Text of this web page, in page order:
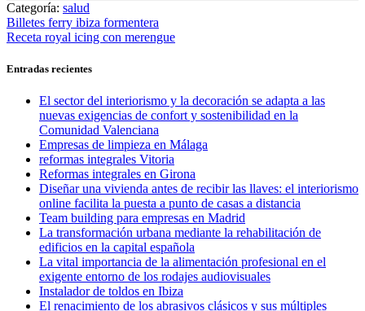
Categoría: salud
Navegación
de
entradas
Entrada
anterior:
Billetes ferry ibiza formentera
Entrada
Receta royal icing con merengue
Entradas recientes
El sector del interiorismo y la decoración se adapta a las
nuevas exigencias de confort y sostenibilidad en la
Comunidad Valenciana
Empresas de limpieza en Málaga
reformas integrales Vitoria
Reformas integrales en Girona
Diseñar una vivienda antes de recibir las llaves: el interiorismo
online facilita la puesta a punto de casas a distancia
Team building para empresas en Madrid
La transformación urbana mediante la rehabilitación de
edificios en la capital española
La vital importancia de la alimentación profesional en el
exigente entorno de los rodajes audiovisuales
Instalador de toldos en Ibiza
El renacimiento de los abrasivos clásicos y sus múltiples